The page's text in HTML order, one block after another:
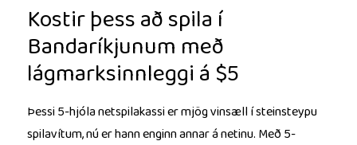
Kostir þess að spila í
Bandaríkjunum með
lágmarksinnleggi á $5
Þessi 5-hjóla netspilakassi er mjög vinsæll í steinsteypu
spilavítum, nú er hann enginn annar á netinu. Með 5-